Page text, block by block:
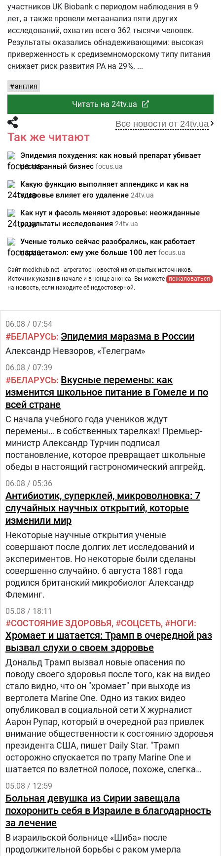
участников UK Biobank с периодом наблюдения в 9
лет, а также провели метаанализ пяти других
исследований, охватив всего 362 тысячи человек.
Результаты оказались обнадеживающими: высокая
приверженность к средиземноморскому типу питания
снижает риск развития РА на 29%.
англия
Читать на 24tv.ua
Все новости от 24tv.ua
Так же читают
Эпидемия похудения: как новый препарат убивает
ресторанный бизнес focus.ua
Какую функцию выполняет аппендикс и как на
здоровье влияет его удаление 24tv.ua
Как нут и фасоль меняют здоровье: неожиданные
результаты исследования 24tv.ua
Ученые только сейчас разобрались, как работает
парацетамол: ему уже больше 100 летfocus.ua
Сайт medichub.net - агрегатор новостей из открытых источников.
Источник указан в начале и в конце анонса. Вы можете
пожаловаться
на новость, если находите её недостоверной.
06.08 / 07:54
БЕЛАРУСЬ Эпидемия маразма в России
Александр Невзоров, «Телеграм»
06.08 / 07:39
БЕЛАРУСЬ Вкусные перемены: как
изменится школьное питание в Гомеле и по
всей стране
С начала учебного года учеников ждут
перемены… в собственных тарелках! Премьер-
министр Александр Турчин подписал
постановление, которое превращает школьные
обеды в настоящий гастрономический апгрейд.
06.08 / 05:36
Антибиотик, суперклей, микроволновка: 7
случайных научных открытий, которые
изменили мир
Некоторые научные открытия ученые
совершают после долгих лет исследований и
экспериментов. Но некоторые были сделаны
совершенно случайно. 6 августа 1881 года
родился британский микробиолог Александр
Флеминг.
05.08 / 18:11
СОСТОЯНИЕ ЗДОРОВЬЯ СОЦСЕТЬ НОГИ
Хромает и шатается: Трамп в очередной раз
вызвал слухи о своем здоровье
Дональд Трамп вызвал новые опасения по
поводу своего здоровья после того, как на видео
стало видно, что он "хромает" при выходе из
вертолета Marine One. Одно из таких видео
опубликовал в социальной сети Х журналист
Аарон Рупар, который в очередной раз привлек
внимание общественности к состоянию здоровья
президента США, пишет Daily Star. "Трамп
осторожно спускается по трапу Marine One и
шатается по взлетной полосе, похоже, слегка
прихрамывая", — написал журналист.
05.08 / 12:59
Больная девушка из Сирии завещала
похоронить себя в Израиле в благодарность
за лечение
В израильской больнице «Шиба» после
продолжительной борьбы с раком умерла